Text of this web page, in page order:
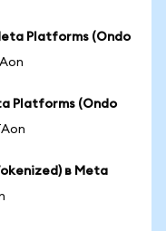
Platforms (Ondo
Platforms (Ondo
в Meta